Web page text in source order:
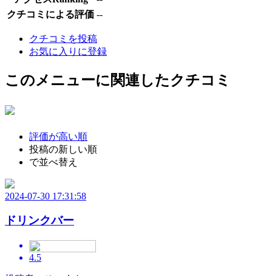
クチコミによる評価 --
クチコミを投稿
お気に入りに登録
このメニューに関連したクチコミ
評価が高い順
投稿の新しい順
で並べ替え
2024-07-30 17:31:58
ドリンクバー
4.5